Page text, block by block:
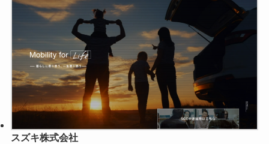
スズキ株式会社